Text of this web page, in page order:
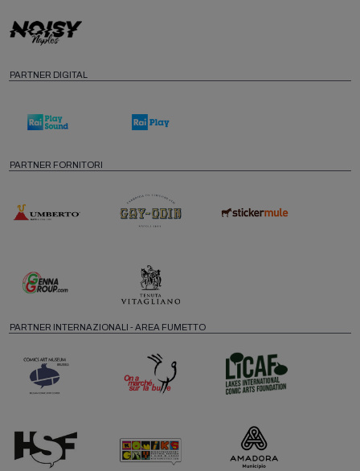
PARTNER DIGITAL
PARTNER FORNITORI
PARTNER INTERNAZIONALI - AREA FUMETTO